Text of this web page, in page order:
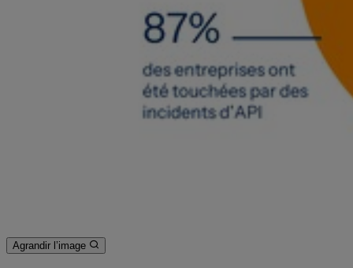
Agrandir l’image